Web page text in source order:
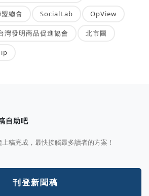
總會 SocialLab OpView
灣發明商品促進協會 北市圖
自助吧
稿完成，最快接觸最多讀者的方案！
刊登新聞稿